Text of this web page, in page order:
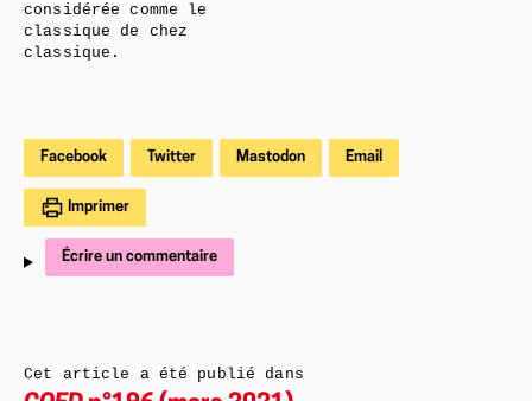
considérée comme le
classique de chez
classique.
Facebook Twitter Mastodon Email
Imprimer
Écrire un commentaire
Cet article a été publié dans